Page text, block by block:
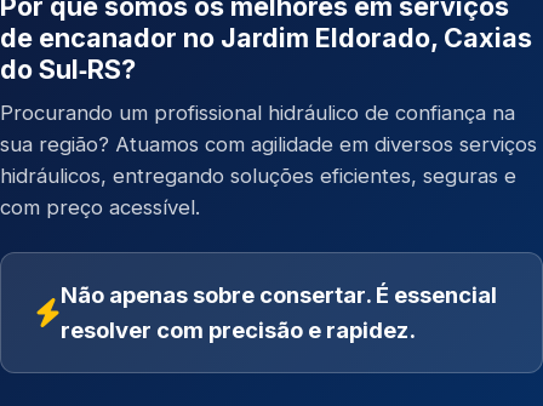
de encanador no Jardim Eldorado, Caxias
do Sul‑RS?
Procurando um profissional hidráulico de confiança na
sua região? Atuamos com agilidade em diversos serviços
hidráulicos, entregando soluções eficientes, seguras e
com preço acessível.
Não apenas sobre consertar. É essencial
resolver com precisão e rapidez.